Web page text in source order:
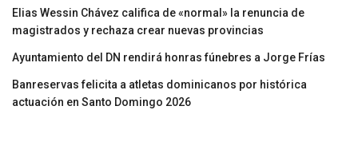
Elias Wessin Chávez califica de «normal» la renuncia de
magistrados y rechaza crear nuevas provincias
Ayuntamiento del DN rendirá honras fúnebres a Jorge Frías
Banreservas felicita a atletas dominicanos por histórica
actuación en Santo Domingo 2026